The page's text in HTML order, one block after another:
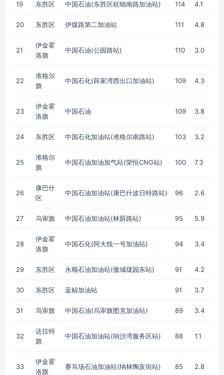
19 东胜区 中国石油(东胜区杭锦南路加油站) 114 4.1
20 东胜区 伊煤路第二加油站 111 4.8
21
伊金霍
洛旗
中国石油(公园路站) 110 3.0
22
准格尔
旗
中国石化(薛家湾西出口加油站) 109 4.3
23
伊金霍
洛旗
中国石油 109 3.8
24 东胜区 中国石化加油站(准格尔南路站) 103 3.2
25
准格尔
旗
中国石油加油加气站(荣恒CNG站) 100 7.3
26
康巴什
区
中国石油加油站(康巴什波日特路站) 96 2.6
27 乌审旗 中国石油加油站(林荫路站) 95 5.9
28
伊金霍
洛旗
中国石化(阿大线一号加油站) 94 3.4
29 东胜区 永顺石油加油站(傲城珑园东站) 91 4.2
30 东胜区 蓝鲸加油站 91 3.7
31 乌审旗 中国石油(乌审旗图克加油站) 89 3.4
32
达拉特
旗
中国石油加油站(响沙湾服务区站) 88 1.1
33
伊金霍
洛旗
赛马场石油加油站(纳林陶亥街站) 85 2.8